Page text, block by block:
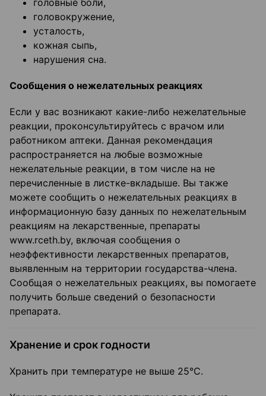
головные боли,
головокружение,
усталость,
кожная сыпь,
нарушения сна.
Сообщения о нежелательных реакциях
Если у вас возникают какие-либо нежелательные
реакции, проконсультируйтесь с врачом или
работником аптеки. Данная рекомендация
распространяется на любые возможные
нежелательные реакции, в том числе на не
перечисленные в листке-вкладыше. Вы также
можете сообщить о нежелательных реакциях в
информационную базу данных по нежелательным
реакциям на лекарственные, препараты
www.rceth.by, включая сообщения о
неэффективности лекарственных препаратов,
выявленным на территории государства-члена.
Сообщая о нежелательных реакциях, вы помогаете
получить больше сведений о безопасности
препарата.
Хранение и срок годности
Хранить при температуре не выше 25°С.